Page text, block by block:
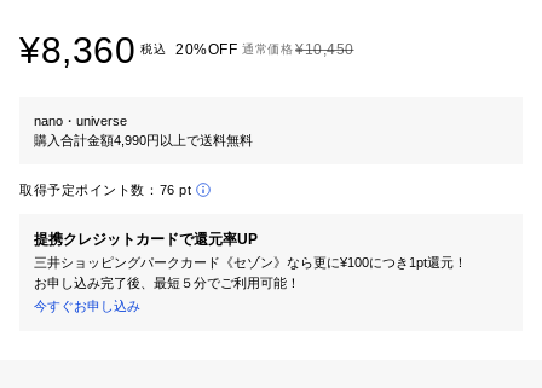
¥8,360 税込 20%OFF 通常価格¥10,450
nano・universe
購入合計金額4,990円以上で送料無料
取得予定ポイント数： 76 pt
提携クレジットカードで還元率UP
三井ショッピングパークカード《セゾン》なら更に¥100につき1pt還元！
お申し込み完了後、最短５分でご利用可能！
今すぐお申し込み